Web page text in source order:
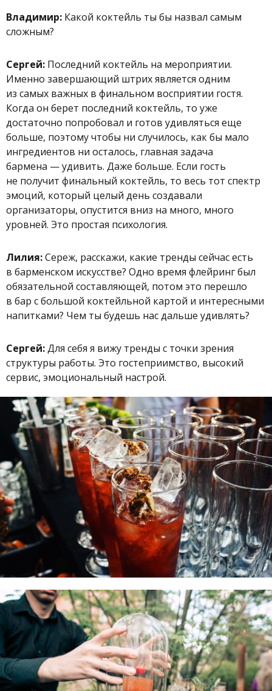
Владимир: Какой коктейль ты бы назвал самым
сложным?
Сергей: Последний коктейль на мероприятии.
Именно завершающий штрих является одним
из самых важных в финальном восприятии гостя.
Когда он берет последний коктейль, то уже
достаточно попробовал и готов удивляться еще
больше, поэтому чтобы ни случилось, как бы мало
ингредиентов ни осталось, главная задача
бармена — удивить. Даже больше. Если гость
не получит финальный коктейль, то весь тот спектр
эмоций, который целый день создавали
организаторы, опустится вниз на много, много
уровней. Это простая психология.
Лилия:Сереж, расскажи, какие тренды сейчас есть
в барменском искусстве? Одно время флейринг был
обязательной составляющей, потом это перешло
в бар с большой коктейльной картой и интересными
напитками? Чем ты будешь нас дальше удивлять?
Сергей:Для себя я вижу тренды с точки зрения
структуры работы. Это гостеприимство, высокий
сервис, эмоциональный настрой.